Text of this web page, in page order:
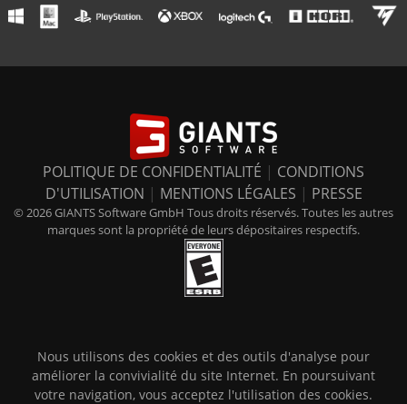
POLITIQUE DE CONFIDENTIALITÉ | CONDITIONS
D'UTILISATION | MENTIONS LÉGALES | PRESSE
© 2026 GIANTS Software GmbH Tous droits réservés. Toutes les autres
marques sont la propriété de leurs dépositaires respectifs.
Nous utilisons des cookies et des outils d'analyse pour
améliorer la convivialité du site Internet. En poursuivant
votre navigation, vous acceptez l'utilisation des cookies.